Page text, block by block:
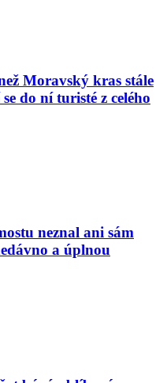
Moravský kras stále
do ní turisté z celého
neznal ani sám
a úplnou